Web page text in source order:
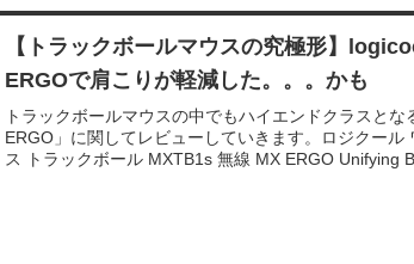
【トラックボールマウスの究極形】
ERGOで肩こりが軽減した。。。かも
トラックボールマウスの中でもハイエンドクラスとな
ERGO」に関してレビューしていきます。ロジクール
ス トラックボール MXTB1s 無線 MX ERGO Unifying